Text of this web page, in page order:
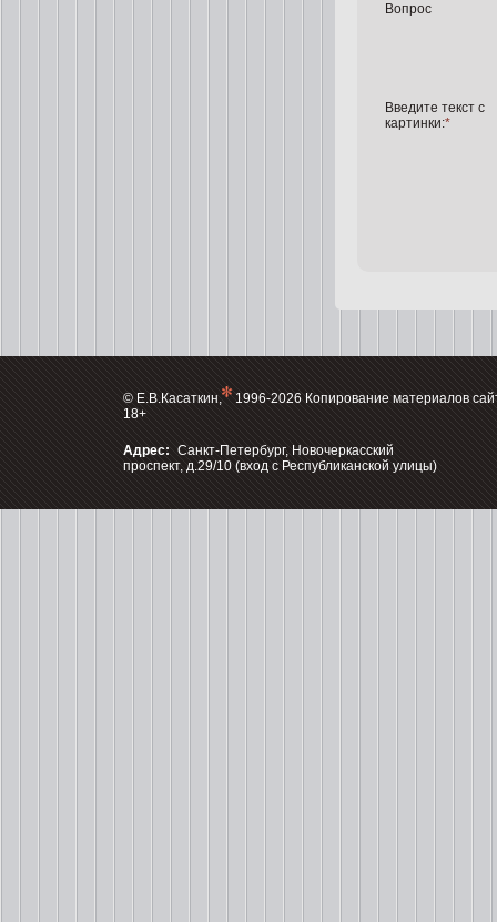
Вопрос
Введите текст с
картинки:*
Адрес: Санкт-Петербург, Новочеркасский
проспект, д.29/10 (вход с Республиканской улицы)
© Е.В.Касаткин,
1996-2026 Копирование материалов
18+